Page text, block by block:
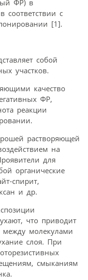
ФР) в
соответствии с
[1].
собой
участков.
качество
ФР,
реакции
растворяющей
на
для
органические
спирит,
и др.
что приводит
молекулами
слоя. При
смыканиям